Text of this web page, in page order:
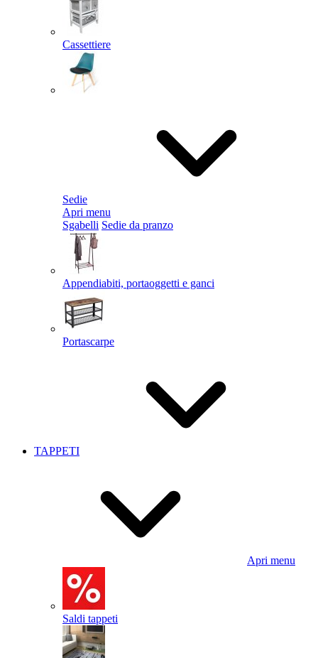
Cassettiere
Sedie
Apri menu
Sgabelli Sedie da pranzo
Appendiabiti, portaoggetti e ganci
Portascarpe
TAPPETI
Apri menu
Saldi tappeti